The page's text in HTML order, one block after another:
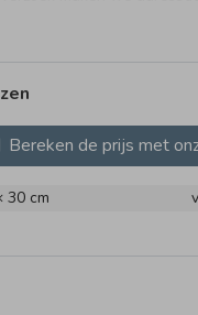
ADRESSTICKER
Bereken de prijs met
30 cm